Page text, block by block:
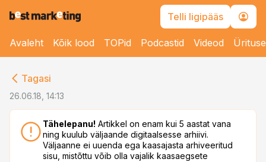
Telli ligipääs
Avaleht Kõik lood TOPid Podcastid Videod
Tagasi
26.06.18, 14:13
Tähelepanu! Artikkel on enam kui 5 aastat vana
ning kuulub väljaande digitaalsesse arhiivi.
Väljaanne ei uuenda ega kaasajasta arhiveeritud
sisu, mistõttu võib olla vajalik kaasaegsete